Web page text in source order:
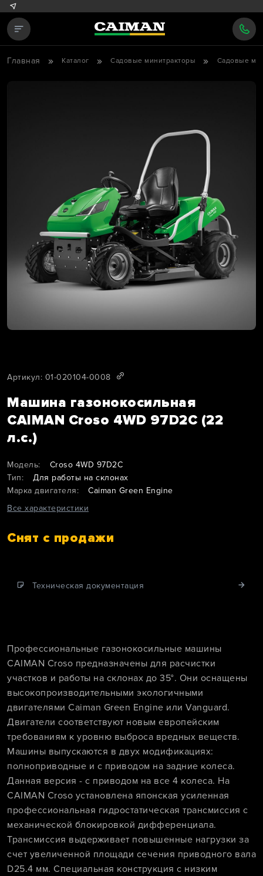
Главная Каталог Садовые минитракторы Садовые
Артикул: 01-020104-0008
Машина газонокосильная
CAIMAN Croso 4WD 97D2C (22
л.с.)
Модель:
Croso 4WD 97D2C
Тип:
Для работы на склонах
Марка двигателя:
Caiman Green Engine
Все характеристики
Снят с продажи
Техническая документация
Профессиональные газонокосильные машины
CAIMAN Croso предназначены для расчистки
участков и работы на склонах до 35°. Они оснащены
высокопроизводительными экологичными
двигателями Caiman Green Engine или Vanguard.
Двигатели соответствуют новым европейским
требованиям к уровню выброса вредных веществ.
Машины выпускаются в двух модификациях:
полноприводные и с приводом на задние колеса.
Данная версия - с приводом на все 4 колеса. На
CAIMAN Croso установлена японская усиленная
профессиональная гидростатическая трансмиссия с
механической блокировкой дифференциала.
Трансмиссия выдерживает повышенные нагрузки за
счет увеличенной площади сечения приводного вала
D25.4 мм. Специальная конструкция с низким